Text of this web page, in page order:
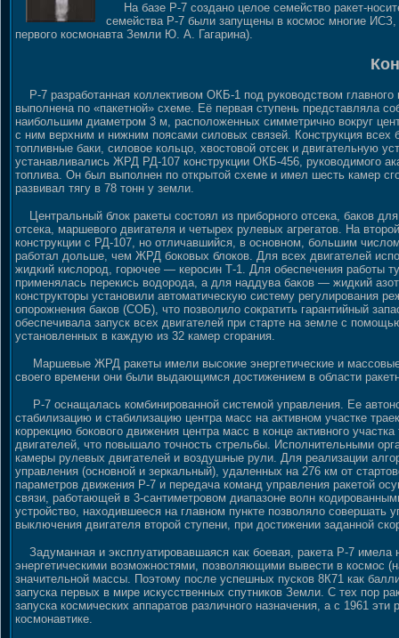
На базе Р-7 создано целое семейство ракет-
семейства Р-7 были запущены в космос многие ИСЗ,
первого космонавта Земли Ю. А. Гагарина).
Р-7 разработанная коллективом ОКБ-1 под руководством
выполнена по «пакетной» схеме. Её первая ступень представляла
наибольшим диаметром 3 м, расположенных симметрично вокруг
с ним верхним и нижним поясами силовых связей. Конструкция всех
топливные баки, силовое кольцо, хвостовой отсек и двигательную
устанавливались ЖРД РД-107 конструкции ОКБ-456, руководимого
топлива. Он был выполнен по открытой схеме и имел шесть камер
развивал тягу в 78 тонн у земли.
Центральный блок ракеты состоял из приборного отсека, баков
отсека, маршевого двигателя и четырех рулевых агрегатов. На
конструкции с РД-107, но отличавшийся, в основном, большим
работал дольше, чем ЖРД боковых блоков. Для всех двигателей
жидкий кислород, горючее — керосин Т-1. Для обеспечения работы
применялась перекись водорода, а для наддува баков — жидкий
конструкторы установили автоматическую систему регулирования
опорожнения баков (СОБ), что позволило сократить гарантийный
обеспечивала запуск всех двигателей при старте на земле с
установленных в каждую из 32 камер сгорания.
Маршевые ЖРД ракеты имели высокие энергетические и
своего времени они были выдающимся достижением в области
Р-7 оснащалась комбинированной системой управления. Ее
стабилизацию и стабилизацию центра масс на активном участке
коррекцию бокового движения центра масс в конце активного
двигателей, что повышало точность стрельбы. Исполнительными
камеры рулевых двигателей и воздушные рули. Для реализации
управления (основной и зеркальный), удаленных на 276 км от
параметров движения Р-7 и передача команд управления ракетой
связи, работающей в 3-сантиметровом диапазоне волн
устройство, находившееся на главном пункте позволяло совершать
выключения двигателя второй ступени, при достижении заданной
Задуманная и эксплуатировавшаяся как боевая, ракета Р-7
энергетическими возможностями, позволяющими вывести в космос
значительной массы. Поэтому после успешных пусков 8К71 как
запуска первых в мире искусственных спутников Земли. С тех пор
запуска космических аппаратов различного назначения, а с 1961
космонавтике.